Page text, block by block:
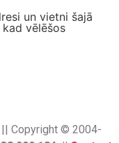
un vietni šajā
vēlēšos
Copyright © 2004-